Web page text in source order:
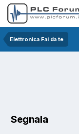
Elettronica Fai da te
Segnala